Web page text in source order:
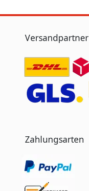
Versandpartner
Zahlungsarten